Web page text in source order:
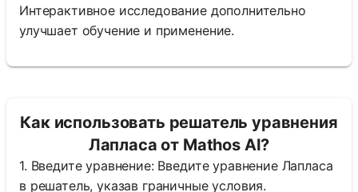
Интерактивное исследование дополнительно
улучшает обучение и применение.
Как использовать решатель уравнения
Лапласа от Mathos AI?
1. Введите уравнение: Введите уравнение Лапласа
в решатель, указав граничные условия.